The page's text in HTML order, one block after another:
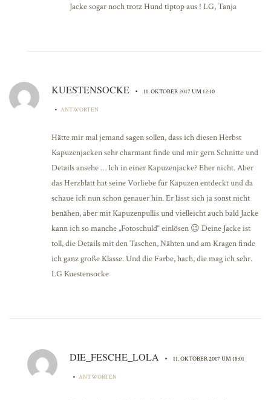
Jacke sogar noch trotz Hund tiptop aus ! LG, Tanja
KUESTENSOCKE • 11. OKTOBER 2017 UM 12:10
• ANTWORTEN
Hätte mir mal jemand sagen sollen, dass ich diesen Herbst
Kapuzenjacken sehr charmant finde und mir gern Schnitte und
Details ansehe … Ich in einer Kapuzenjacke? Eher nicht. Aber
das Herzblatt hat seine Vorliebe für Kapuzen entdeckt und da
schaue ich nun schon genauer hin. Er lässt sich ja sonst nicht
benähen, aber mit Kapuzenpullis und vielleicht auch bald Jacke
kann ich so manche „Fotoschuld“ einlösen 😉 Deine Jacke ist
toll, die Details mit den Taschen, Nähten und am Kragen finde
ich ganz große Klasse. Und die Farbe, hach, die mag ich sehr.
LG Kuestensocke
DIE_FESCHE_LOLA • 11. OKTOBER 2017 UM 18:01
• ANTWORTEN